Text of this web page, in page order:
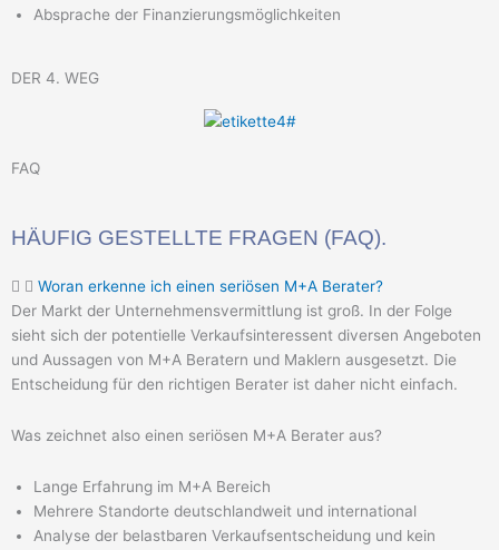
Absprache der Finanzierungsmöglichkeiten
DER 4. WEG
FAQ
Woran erkenne ich einen seriösen M+A Berater?
Der Markt der Unternehmensvermittlung ist groß. In der Folge
sieht sich der potentielle Verkaufsinteressent diversen Angeboten
und Aussagen von M+A Beratern und Maklern ausgesetzt. Die
Entscheidung für den richtigen Berater ist daher nicht einfach.
Was zeichnet also einen seriösen M+A Berater aus?
Lange Erfahrung im M+A Bereich
Mehrere Standorte deutschlandweit und international
Analyse der belastbaren Verkaufsentscheidung und kein
HÄUFIG GESTELLTE FRAGEN (FAQ).